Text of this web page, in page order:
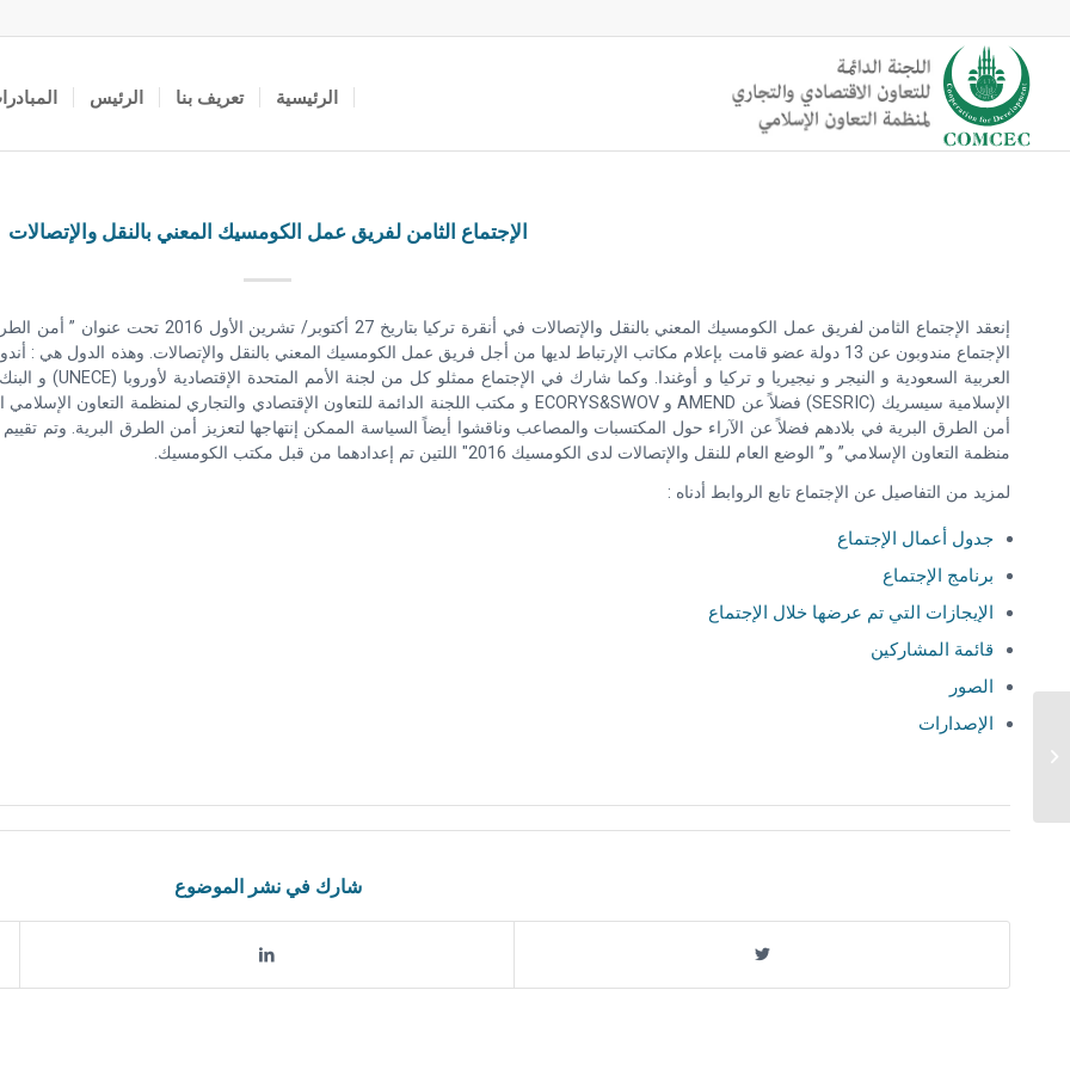
الرئيسية تعريف بنا الرئيس
الإجتماع الثامن لفريق عمل الكومسيك المعني بالنقل والإتصالات
إنعقد الإجتماع الثامن لفريق عمل الكومسيك
الإجتماع مندوبون عن 13 دولة عضو قامت بإعلام مكاتب الإرتباط لديها من أجل فريق عمل الكومسيك المعني بالنقل والإتصالات. وهذه
أمن الطرق البرية في بلادهم فضلاً عن الآراء حول المكتسبات والمصاعب وناقشوا أيضاً السياسة الممكن إنتهاجها لتعزيز أمن الطرق البرية. وتم
منظمة التعاون الإسلامي” و” الوضع العام للنقل والإتصالات لدى الكومسيك 2016″ اللتين تم إعدادهما من قبل مكتب الكومسيك.
لمزيد من التفاصيل عن الإجتماع تابع الروابط أدناه :
جدول أعمال الإجتماع
برنامج الإجتماع
الإيجازات التي تم عرضها خلال الإجتماع
قائمة المشاركين
الصور
الإصدارات
شارك في نشر الموضوع